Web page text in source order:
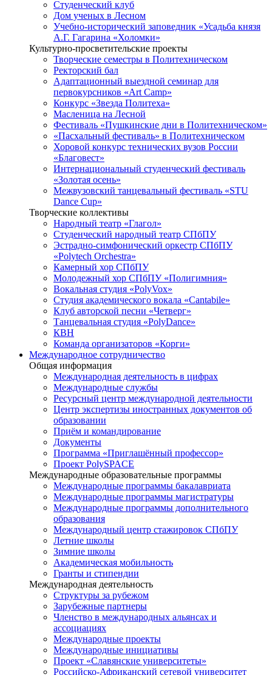
Студенческий клуб
Дом ученых в Лесном
Учебно-исторический заповедник «Усадьба князя
А.Г. Гагарина «Холомки»
Культурно-просветительские проекты
Творческие семестры в Политехническом
Ректорский бал
Адаптационный выездной семинар для
первокурсников «Art Camp»
Конкурс «Звезда Политеха»
Масленица на Лесной
Фестиваль «Пушкинские дни в Политехническом»
«Пасхальный фестиваль» в Политехническом
Хоровой конкурс технических вузов России
«Благовест»
Интернациональный студенческий фестиваль
«Золотая осень»
Межвузовский танцевальный фестиваль «STU
Dance Cup»
Творческие коллективы
Народный театр «Глагол»
Студенческий народный театр СПбПУ
Эстрадно-симфонический оркестр СПбПУ
«Polytech Orchestra»
Камерный хор СПбПУ
Молодежный хор СПбПУ «Полигимния»
Вокальная студия «PolyVox»
Студия академического вокала «Cantabile»
Клуб авторской песни «Четверг»
Танцевальная студия «PolyDance»
КВН
Команда организаторов «Корги»
Международное сотрудничество
Общая информация
Международная деятельность в цифрах
Международные службы
Ресурсный центр международной деятельности
Центр экспертизы иностранных документов об
образовании
Приём и командирование
Документы
Программа «Приглашённый профессор»
Проект PolySPACE
Международные образовательные программы
Международные программы бакалавриата
Международные программы магистратуры
Международные программы дополнительного
образования
Международный центр стажировок СПбПУ
Летние школы
Зимние школы
Академическая мобильность
Гранты и стипендии
Международная деятельность
Структуры за рубежом
Зарубежные партнеры
Членство в международных альянсах и
ассоциациях
Международные проекты
Международные инициативы
Проект «Славянские университеты»
Российско-Африканский сетевой университет